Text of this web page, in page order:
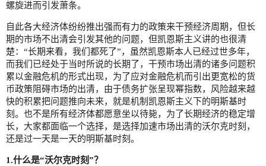
螺旋进而引发萧条。
自此各大经济体纷纷推出强而有力的政策来干预经济周期，但长
期的市场不出清会引发其他的问题，但凯恩斯主义讲的也很清
楚：“长期来看，我们都死了”，虽然凯恩斯本人已经过世多年，
而我们已经处于当时所说的长期了，干预市场出清的诸多问题积
累以金融危机的形式出现，为了应对金融危机而引出更宽松的货
币政策阻碍市场的出清，由于债务扩张呈现幂指数，风险越来越
快的积累把问题推向未来，就是机制凯恩斯主义下的明斯基时
刻。也不是所有经济体都愿意坐以待毙，为了长期经济的稳定增
长，大家都面临一个选择，是选择加速市场出清的沃尔克时刻，
还是过一天是一天的明斯基时刻。
1.什么是“沃尔克时刻”？